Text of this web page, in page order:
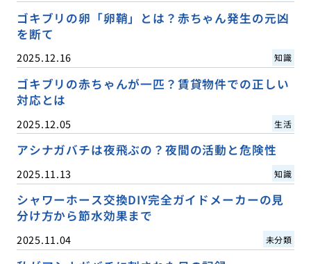
ゴキブリの卵「卵鞘」とは？赤ちゃん発生の元凶
を断て
2025.12.16 知識
ゴキブリの赤ちゃんが一匹？賃貸物件での正しい
対応とは
2025.12.05 生活
アシナガバチは夜飛ぶの？夜間の活動と危険性
2025.11.13 知識
シャワーホース交換DIY完全ガイドメーカーの見
分け方から節水効果まで
2025.11.04 未分類